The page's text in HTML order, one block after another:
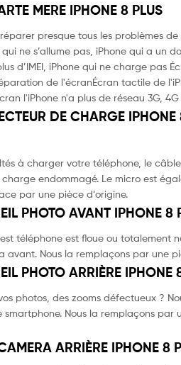
MERE IPHONE 8 PLUS
presque tous les problèmes de
ne s’allume pas, iPhone qui a un
d’IMEI, iPhone qui ne charge pas
de l'écranÉcran tactile de
l'iPhone n'a plus de réseau 3G, 4G
DE CHARGE IPHONE
à charger votre téléphone, le
endommagé. Le micro est
par une pièce d’origine.
PHOTO AVANT IPHONE 8
téléphone est floue ou totalement
Nous la remplaçons par une
PHOTO ARRIÈRE IPHONE
photos, des zooms défectueux ?
Nous la remplaçons par
ARRIÈRE IPHONE 8